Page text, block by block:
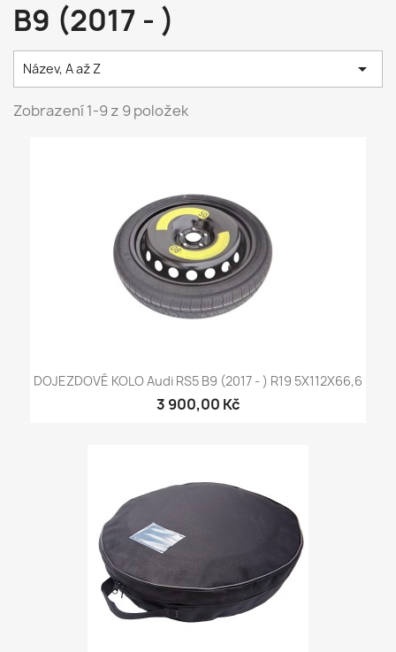
B9 (2017 - )
Název, A až Z 
Zobrazení 1-9 z 9 položek
DOJEZDOVÉ KOLO Audi RS5 B9 (2017 - ) R19 5X112X66,6
3 900,00 Kč